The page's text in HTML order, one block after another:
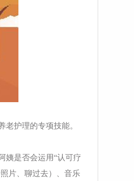
护理的专项技能。
姨是否会运用“认可疗
片、聊过去）、音乐